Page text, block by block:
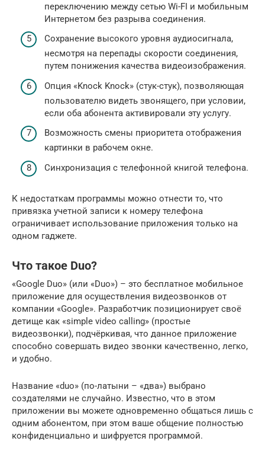
переключению между сетью Wi-FI и мобильным
Интернетом без разрыва соединения.
Сохранение высокого уровня аудиосигнала,
несмотря на перепады скорости соединения,
путем понижения качества видеоизображения.
Опция «Knock Knock» (стук-стук), позволяющая
пользователю видеть звонящего, при условии,
если оба абонента активировали эту услугу.
Возможность смены приоритета отображения
картинки в рабочем окне.
Синхронизация с телефонной книгой телефона.
К недостаткам программы можно отнести то, что
привязка учетной записи к номеру телефона
ограничивает использование приложения только на
одном гаджете.
Что такое Duo?
«Google Duo» (или «Duo») – это бесплатное мобильное
приложение для осуществления видеозвонков от
компании «Google». Разработчик позиционирует своё
детище как «simple video calling» (простые
видеозвонки), подчёркивая, что данное приложение
способно совершать видео звонки качественно, легко,
и удобно.
Название «duo» (по-латыни – «два») выбрано
создателями не случайно. Известно, что в этом
приложении вы можете одновременно общаться лишь с
одним абонентом, при этом ваше общение полностью
конфиденциально и шифруется программой.